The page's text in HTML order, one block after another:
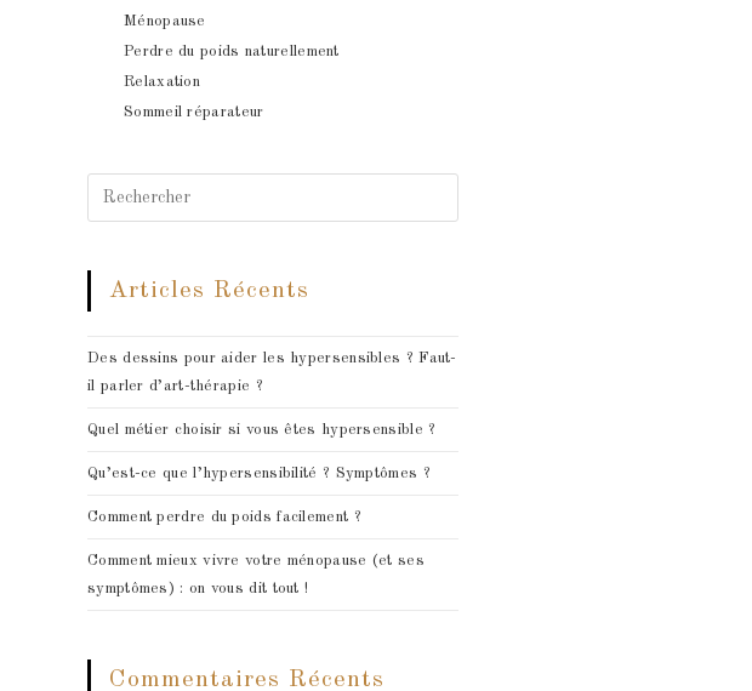
Ménopause
Perdre du poids naturellement
Relaxation
Sommeil réparateur
Search
Articles Récents
Des dessins pour aider les hypersensibles ? Faut-
il parler d’art-thérapie ?
Quel métier choisir si vous êtes hypersensible ?
Qu’est-ce que l’hypersensibilité ? Symptômes ?
Comment perdre du poids facilement ?
Comment mieux vivre votre ménopause (et ses
symptômes) : on vous dit tout !
Commentaires Récents